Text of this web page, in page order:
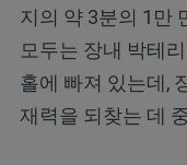
지의 약 3분의 1만
모두는 장내 박테
홀에 빠져 있는데,
재력을 되찾는 데